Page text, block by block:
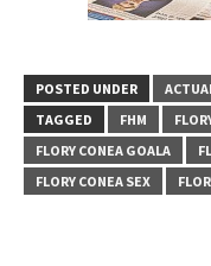
POSTED UNDER
TAGGED
FHM
FLORY CONEA GOALA
FLORY CONEA SEX